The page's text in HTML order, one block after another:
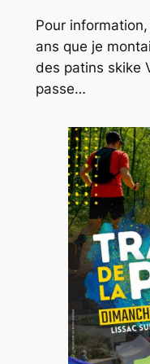
Pour
ans que je
des patins skike
passe…